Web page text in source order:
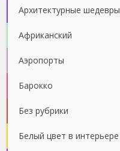
Архитектурные шедевры
Африканский
Аэропорты
Барокко
Без рубрики
Белый цвет в интерьере